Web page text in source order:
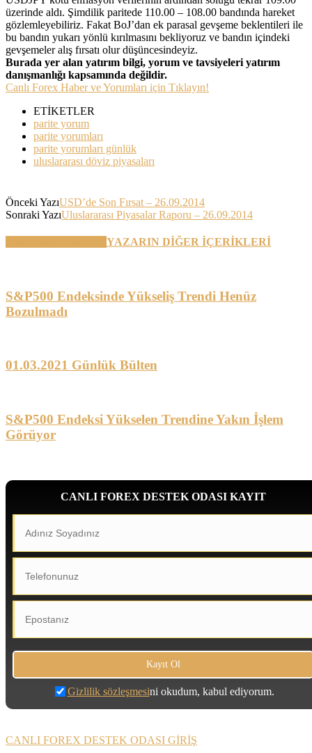
üzerinde aldı. Şimdilik paritede 110.00 – 108.00 bandında hareket
gözlemleyebiliriz. Fakat BoJ’dan ek parasal gevşeme beklentileri ile
bu bandın yukarı yönlü kırılmasını bekliyoruz ve bandın içindeki
gevşemeler alış fırsatı olur düşüncesindeyiz.
Burada yer alan yatırım bilgi, yorum ve tavsiyeleri yatırım
danışmanlığı kapsamında değildir.
Canlı Forex Haber ve Yorumları için Tıklayın!
ETİKETLER
parite yorum
parite yorumları
parite yorumları günlük
uluslararası döviz piyasaları
Önceki YazıUSD’de Son Fırsat – 26.09.2014
Sonraki YazıUluslararası Piyasalar Raporu – 26.09.2014
YAZARIN DİĞER İÇERİKLERİ
S&P500 Endeksinde Yükseliş Trendi Henüz
Bozulmadı
01.03.2021 Günlük Bülten
S&P500 Endeksi Yükselen Trendine Yakın İşlem
Görüyor
CANLI FOREX DESTEK ODASI KAYIT
Gizlilik sözleşmesini okudum, kabul ediyorum.
CANLI FOREX DESTEK ODASI GİRİŞ